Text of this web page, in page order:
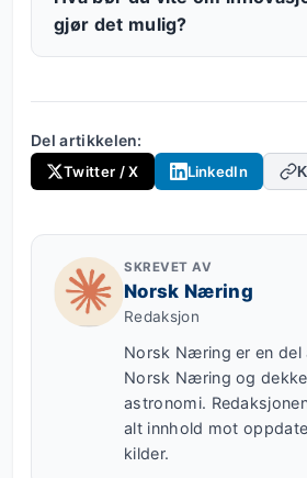
gjør det mulig?
Del artikkelen:
Twitter / X LinkedIn
SKREVET AV
Norsk Næring
Redaksjon
Norsk Næring er en del
Norsk Næring og
astronomi.
alt innhold mot
kilder.